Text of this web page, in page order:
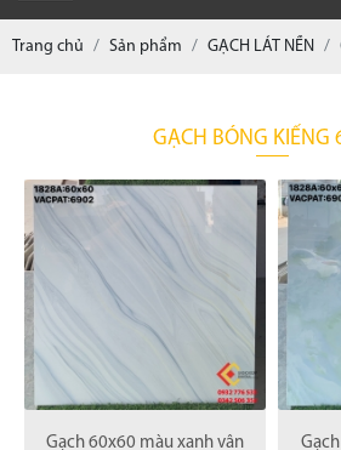
Trang chủ Sản phẩm GẠCH LÁT NỀN
GẠCH BÓNG KIẾNG
Gạch 60x60 màu xanh vân